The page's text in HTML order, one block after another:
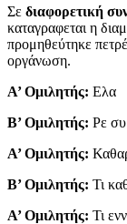
Σε διαφορετική
καταγραφεται η
προμηθεύτηκε
οργάνωση.
Α’ Ομιλητής: Ελα
Β’ Ομιλητής: Ρε συ
Α’ Ομιλητής:
Β’ Ομιλητής: Τι
Α’ Ομιλητής: Τι